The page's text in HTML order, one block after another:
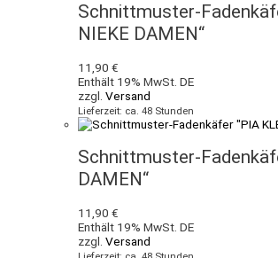
Schnittmuster-
NIEKE DAMEN“
11,90 €
Enthält 19% MwSt. DE
zzgl. Versand
Lieferzeit: ca. 48 Stunden
Schnittmuster-
DAMEN“
11,90 €
Enthält 19% MwSt. DE
zzgl. Versand